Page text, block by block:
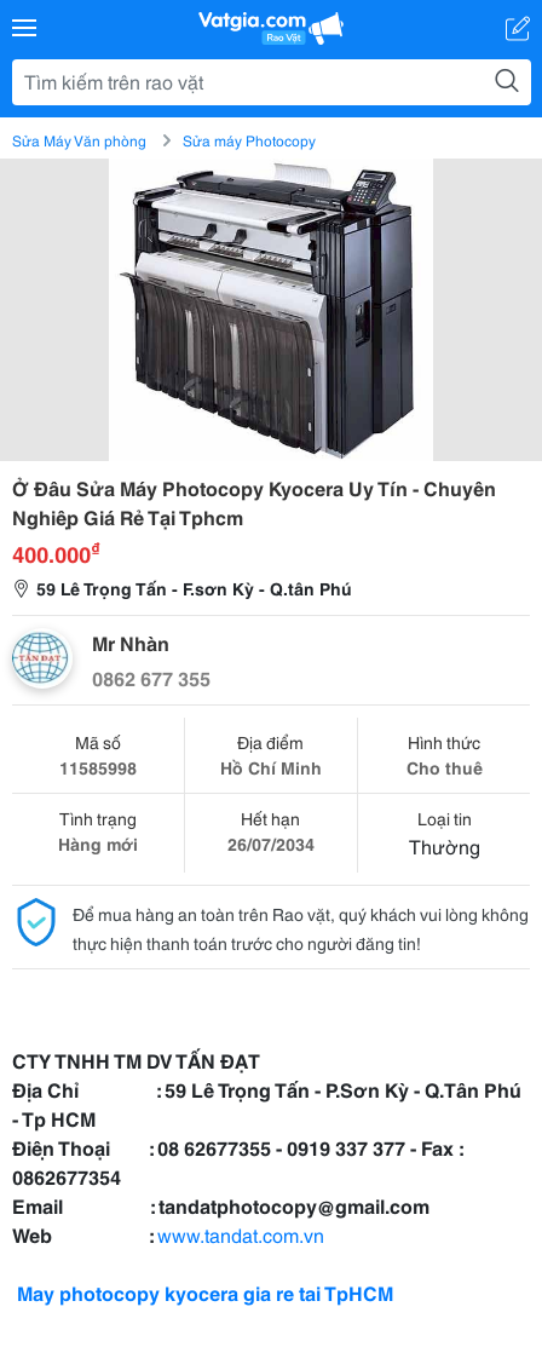
Sửa Máy Văn phòng Sửa máy Photocopy
Ở Đâu Sửa Máy Photocopy Kyocera Uy Tín - Chuyên
Nghiệp Giá Rẻ Tại Tphcm
400.000₫
59 Lê Trọng Tấn - F.sơn Kỳ - Q.tân Phú
Mr Nhàn
0862 677 355
Mã số
11585998
Địa điểm
Hồ Chí Minh
Hình thức
Cho thuê
Tình trạng
Hàng mới
Hết hạn
26/07/2034
Loại tin
Thường
Để mua hàng an toàn trên Rao vặt, quý khách vui lòng không
thực hiện thanh toán trước cho người đăng tin!
CTY TNHH TM DV TẤN ĐẠT
Địa Chỉ : 59 Lê Trọng Tấn - P.Sơn Kỳ - Q.Tân Phú
- Tp HCM
Điện Thoại : 08 62677355 - 0919 337 377 - Fax :
0862677354
Email : tandatphotocopy@gmail.com
Web :www.tandat.com.vn
May photocopy kyocera gia re tai TpHCM